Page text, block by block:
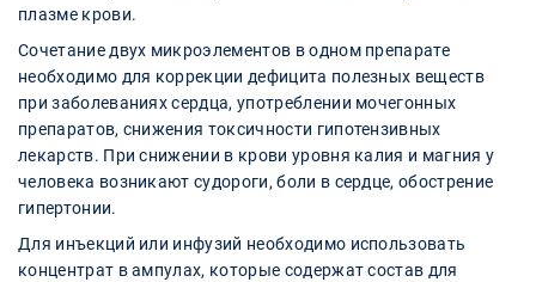
плазме крови.
Сочетание двух микроэлементов в одном препарате
необходимо для коррекции дефицита полезных веществ
при заболеваниях сердца, употреблении мочегонных
препаратов, снижения токсичности гипотензивных
лекарств. При снижении в крови уровня калия и магния у
человека возникают судороги, боли в сердце, обострение
гипертонии.
Для инъекций или инфузий необходимо использовать
концентрат в ампулах, которые содержат состав для